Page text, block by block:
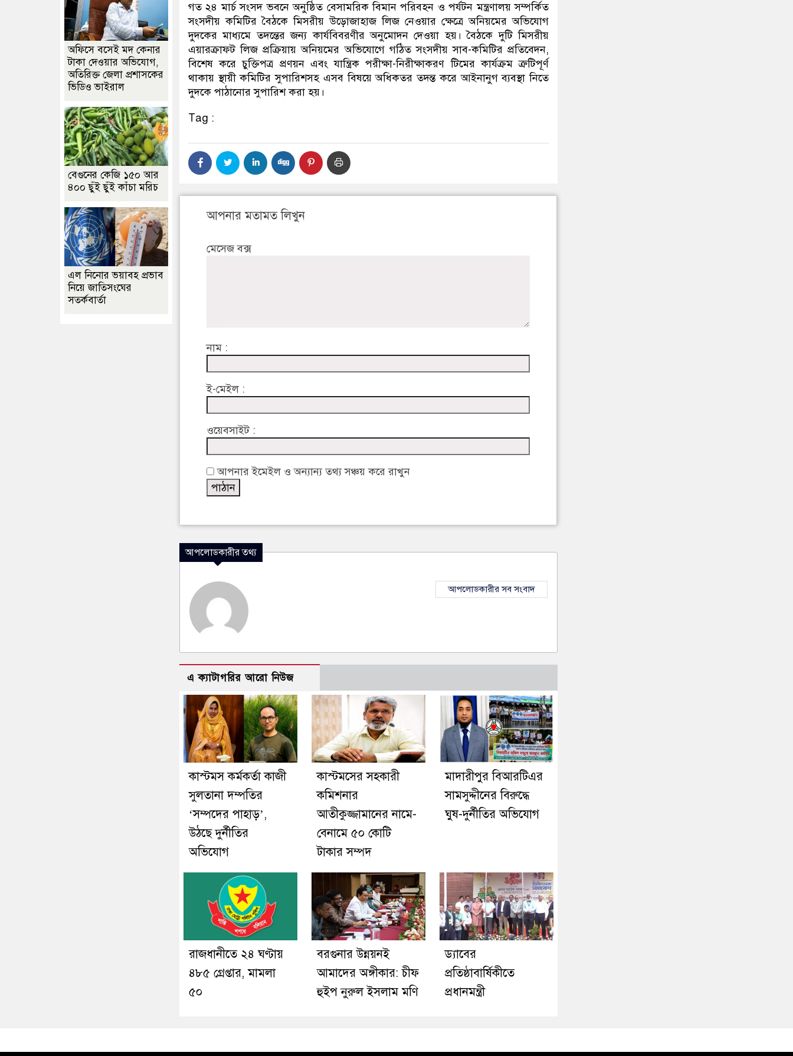
গত ২৪ মার্চ সংসদ ভবনে অনুষ্ঠিত বেসামরিক বিমান পরিবহন ও পর্যটন মন্ত্রণালয় সম্পর্কিত
সংসদীয় কমিটির বৈঠকে মিসরীয় উড়োজাহাজ লিজ নেওয়ার ক্ষেত্রে অনিয়মের অভিযোগ
দুদকের মাধ্যমে তদন্তের জন্য কার্যবিবরণীর অনুমোদন দেওয়া হয়। বৈঠকে দুটি মিসরীয়
এয়ারক্রাফট লিজ প্রক্রিয়ায় অনিয়মের অভিযোগে গঠিত সংসদীয় সাব-কমিটির প্রতিবেদন,
বিশেষ করে চুক্তিপত্র প্রণয়ন এবং যান্ত্রিক পরীক্ষা-নিরীক্ষাকরণ টিমের কার্যক্রম ত্রুটিপূর্ণ
থাকায় স্থায়ী কমিটির সুপারিশসহ এসব বিষয়ে অধিকতর তদন্ত করে আইনানুগ ব্যবস্থা নিতে
দুদকে পাঠানোর সুপারিশ করা হয়।
Tag :
আপনার মতামত লিখুন
মেসেজ বক্স
নাম :
ই-মেইল :
ওয়েবসাইট :
আপনার ইমেইল ও অন্যান্য তথ্য সঞ্চয় করে রাখুন
আপলোডকারীর তথ্য
আপলোডকারীর সব সংবাদ
এ ক্যাটাগরির আরো নিউজ
কাস্টমস কর্মকর্তা কাজী
সুলতানা দম্পতির
‘সম্পদের পাহাড়’,
উঠছে দুর্নীতির
অভিযোগ
কাস্টমসের সহকারী
কমিশনার
আতীকুজ্জামানের নামে-
বেনামে ৫০ কোটি
টাকার সম্পদ
মাদারীপুর বিআরটিএর
সামসুদ্দীনের বিরুদ্ধে
ঘুষ-দুর্নীতির অভিযোগ
রাজধানীতে ২৪ ঘণ্টায়
৪৮৫ গ্রেপ্তার, মামলা
৫০
বরগুনার উন্নয়নই
আমাদের অঙ্গীকার: চীফ
হুইপ নুরুল ইসলাম মণি
ড্যাবের
প্রতিষ্ঠাবার্ষিকীতে
প্রধানমন্ত্রী
অফিসে বসেই মদ কেনার
টাকা দেওয়ার অভিযোগ,
অতিরিক্ত জেলা প্রশাসকের
ভিডিও ভাইরাল
বেগুনের কেজি ১৫০ আর
৪০০ ছুঁই ছুঁই কাঁচা মরিচ
এল নিনোর ভয়াবহ প্রভাব
নিয়ে জাতিসংঘের
সতর্কবার্তা